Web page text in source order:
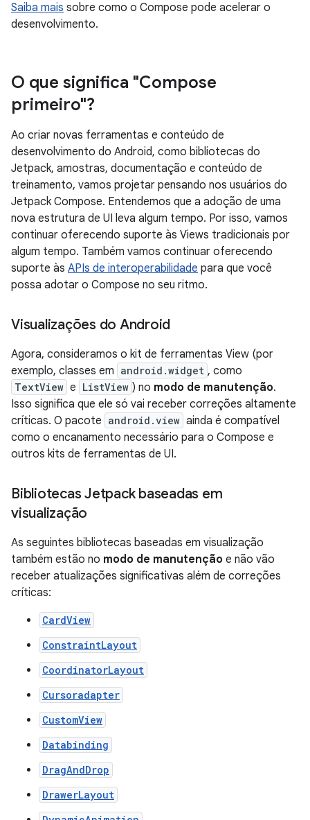
Saiba mais sobre como o Compose pode acelerar o
desenvolvimento.
O que significa "Compose
primeiro"?
Ao criar novas ferramentas e conteúdo de
desenvolvimento do Android, como bibliotecas do
Jetpack, amostras, documentação e conteúdo de
treinamento, vamos projetar pensando nos usuários do
Jetpack Compose. Entendemos que a adoção de uma
nova estrutura de UI leva algum tempo. Por isso, vamos
continuar oferecendo suporte às Views tradicionais por
algum tempo. Também vamos continuar oferecendo
suporte às APIs de interoperabilidade para que você
possa adotar o Compose no seu ritmo.
Visualizações do Android
Agora, consideramos o kit de ferramentas View (por
exemplo, classes em android.widget , como
TextView e ListView ) no modo de manutenção.
Isso significa que ele só vai receber correções altamente
críticas. O pacote android.view ainda é compatível
como o encanamento necessário para o Compose e
outros kits de ferramentas de UI.
Bibliotecas Jetpack baseadas em
visualização
As seguintes bibliotecas baseadas em visualização
também estão no modo de manutenção e não vão
receber atualizações significativas além de correções
críticas:
CardView
ConstraintLayout
CoordinatorLayout
Cursoradapter
CustomView
Databinding
DragAndDrop
DrawerLayout